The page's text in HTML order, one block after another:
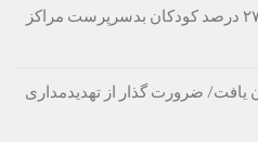
در گفت‌وگو با ایرنا اعلام شد؛ ۲۷ درصد کودکان بدسرپرست مراکز
یافت/ ضرورت گذار از تهدیدمداری